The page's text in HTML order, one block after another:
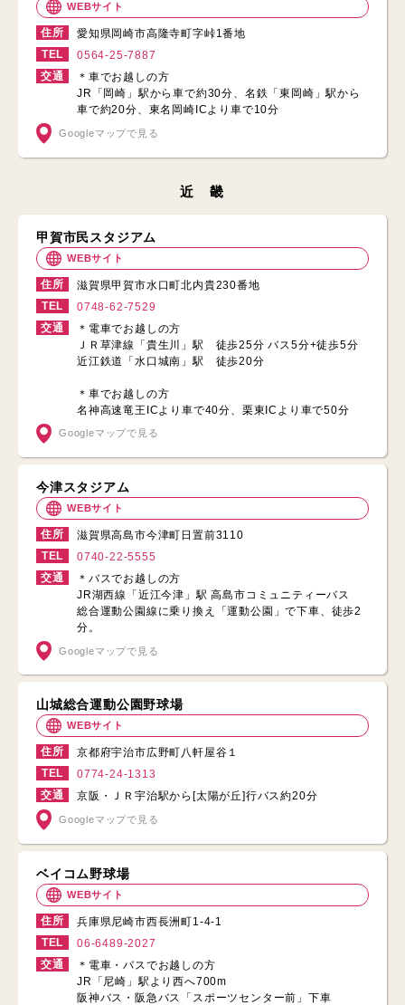
WEBサイト
住所
愛知県岡崎市高隆寺町字峠1番地
TEL
0564-25-7887
交通
＊車でお越しの方
JR「岡崎」駅から車で約30分、名鉄「東岡崎」駅から
車で約20分、東名岡崎ICより車で10分
Googleマップで見る
近 畿
甲賀市民スタジアム
WEBサイト
住所
滋賀県甲賀市水口町北内貴230番地
TEL
0748-62-7529
交通
＊電車でお越しの方
ＪＲ草津線「貴生川」駅 徒歩25分 バス5分+徒歩5分
近江鉄道「水口城南」駅 徒歩20分
＊車でお越しの方
名神高速竜王ICより車で40分、栗東ICより車で50分
Googleマップで見る
今津スタジアム
WEBサイト
住所
滋賀県高島市今津町日置前3110
TEL
0740-22-5555
交通
＊バスでお越しの方
JR湖西線「近江今津」駅 高島市コミュニティーバス
総合運動公園線に乗り換え「運動公園」で下車、徒歩2
分。
Googleマップで見る
山城総合運動公園野球場
WEBサイト
住所
京都府宇治市広野町八軒屋谷１
TEL
0774-24-1313
交通
京阪・ＪＲ宇治駅から[太陽が丘]行バス約20分
Googleマップで見る
ベイコム野球場
WEBサイト
住所
兵庫県尼崎市西長洲町1-4-1
TEL
06-6489-2027
交通
＊電車・バスでお越しの方
JR「尼崎」駅より西へ700m
阪神バス・阪急バス「スポーツセンター前」下車